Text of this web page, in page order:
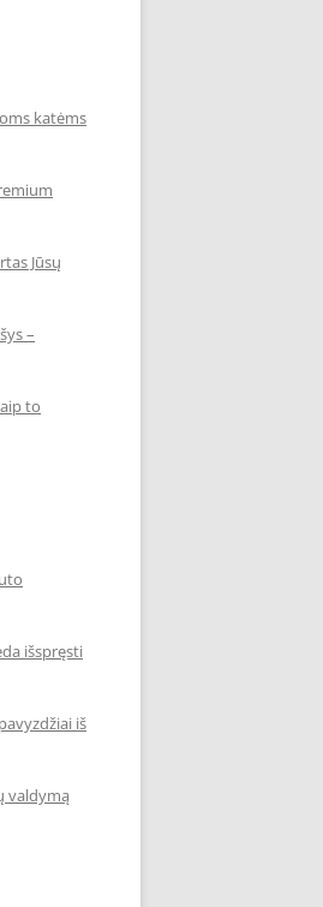
katėms
Jūsų
–
to
išspręsti
iš
valdymą